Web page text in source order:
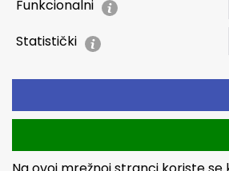
Funkcionalni
Statistički